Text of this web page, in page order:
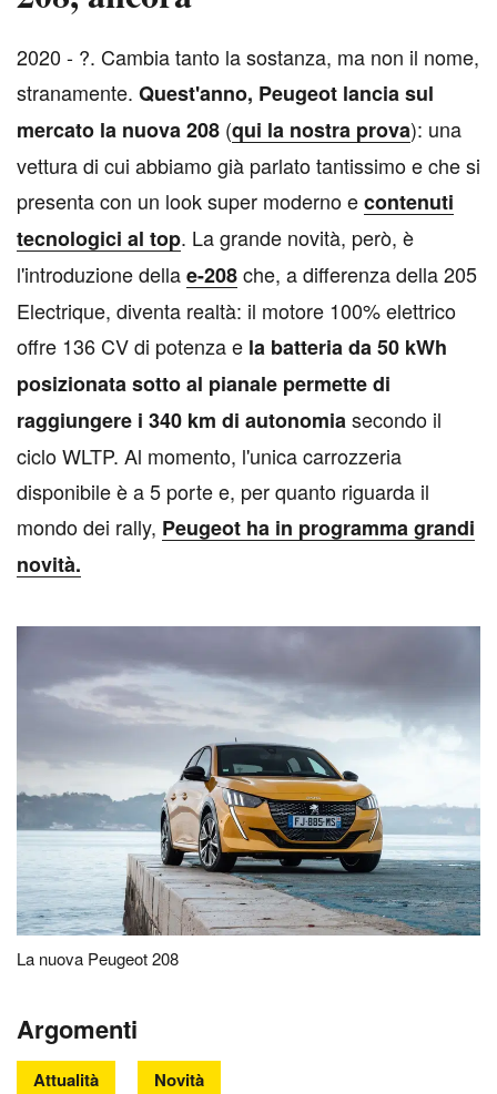
2020 - ?. Cambia tanto la sostanza, ma non il nome,
stranamente. Quest'anno, Peugeot lancia sul
mercato la nuova 208 (qui la nostra prova): una
vettura di cui abbiamo già parlato tantissimo e che si
presenta con un look super moderno econtenuti
tecnologici al top. La grande novità, però, è
l'introduzione dellae-208che, a differenza della 205
Electrique, diventa realtà: il motore 100% elettrico
offre 136 CV di potenza e la batteria da 50 kWh
posizionata sotto al pianale permette di
raggiungere i 340 km di autonomiasecondo il
ciclo WLTP. Al momento, l'unica carrozzeria
disponibile è a 5 porte e, per quanto riguarda il
mondo dei rally, Peugeot ha in programma grandi
novità.
La nuova Peugeot 208
Argomenti
Attualità Novità